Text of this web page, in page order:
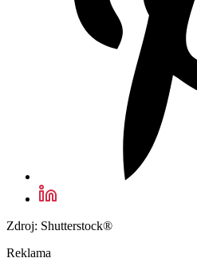
Zdroj: Shutterstock®
Reklama